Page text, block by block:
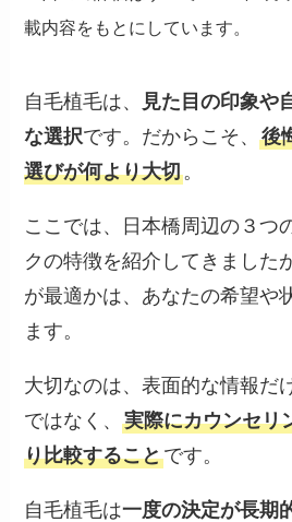
載内容をもとにしています。
自毛植毛は、
見た目の印象や
な選択です。だからこそ、後
選びが何より大切。
ここでは、日本橋周辺の３つ
クの特徴を紹介してきました
が最適かは、あなたの希望や
ます。
大切なのは、表面的な情報だ
ではなく、実際にカウンセリ
り比較することです。
自毛植毛は一度の決定が長期